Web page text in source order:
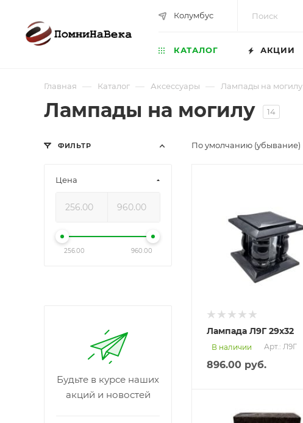
Колумбус
КАТАЛОГ АКЦИИ
Главная — Каталог — Аксессуары — Лампады на могилу
Лампады на могилу 14
По умолчанию (убывание)
Лампада Л9Г 29х32
В наличии Арт.: Л9Г
896.00 руб.
ФИЛЬТР
Цена
256.00 960.00
Будьте в курсе наших
акций и новостей